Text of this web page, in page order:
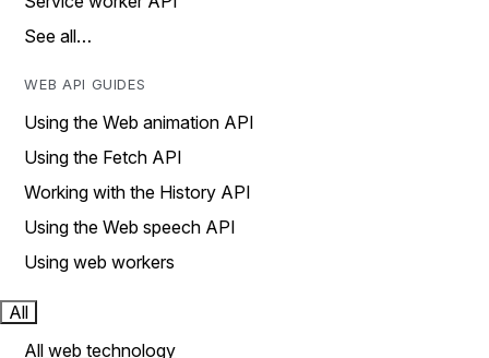
See all…
WEB API GUIDES
Using the Web animation API
Using the Fetch API
Working with the History API
Using the Web speech API
Using web workers
All
All web technology